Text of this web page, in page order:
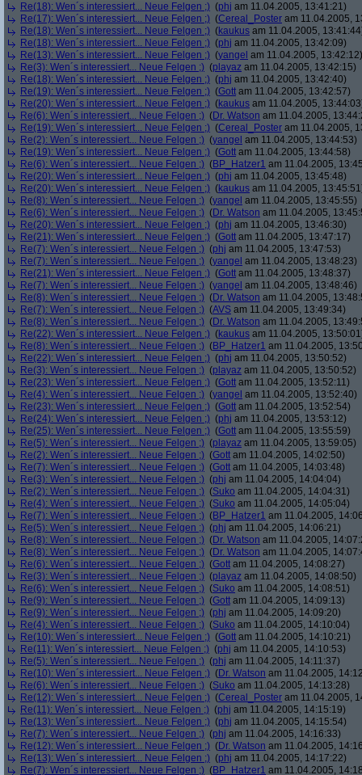
Re(18): Wen´s interessiert... Neue Felgen ;) (phj am 11.04.2005, 13:41:21)
Re(17): Wen´s interessiert... Neue Felgen ;) (Cereal_Poster am 11.04.2005,
Re(18): Wen´s interessiert... Neue Felgen ;) (kaukus am 11.04.2005,
Re(18): Wen´s interessiert... Neue Felgen ;) (phj am 11.04.2005, 13:42:09)
Re(13): Wen´s interessiert... Neue Felgen ;) (yangel am 11.04.2005, 13:42:12)
Re(3): Wen´s interessiert... Neue Felgen ;) (playaz am 11.04.2005, 13:42:15)
Re(18): Wen´s interessiert... Neue Felgen ;) (phj am 11.04.2005, 13:42:40)
Re(19): Wen´s interessiert... Neue Felgen ;) (Gott am 11.04.2005, 13:42:57)
Re(20): Wen´s interessiert... Neue Felgen ;) (kaukus am 11.04.2005,
Re(6): Wen´s interessiert... Neue Felgen ;) (Dr. Watson am 11.04.2005,
Re(19): Wen´s interessiert... Neue Felgen ;) (Cereal_Poster am 11.04.2005,
Re(2): Wen´s interessiert... Neue Felgen ;) (yangel am 11.04.2005, 13:44:53)
Re(19): Wen´s interessiert... Neue Felgen ;) (Gott am 11.04.2005, 13:44:58)
Re(6): Wen´s interessiert... Neue Felgen ;) (BP_Hatzer1 am 11.04.2005,
Re(20): Wen´s interessiert... Neue Felgen ;) (phj am 11.04.2005, 13:45:48)
Re(20): Wen´s interessiert... Neue Felgen ;) (kaukus am 11.04.2005,
Re(8): Wen´s interessiert... Neue Felgen ;) (yangel am 11.04.2005, 13:45:55)
Re(6): Wen´s interessiert... Neue Felgen ;) (Dr. Watson am 11.04.2005,
Re(20): Wen´s interessiert... Neue Felgen ;) (phj am 11.04.2005, 13:46:30)
Re(21): Wen´s interessiert... Neue Felgen ;) (Gott am 11.04.2005, 13:47:17)
Re(7): Wen´s interessiert... Neue Felgen ;) (phj am 11.04.2005, 13:47:53)
Re(7): Wen´s interessiert... Neue Felgen ;) (yangel am 11.04.2005, 13:48:23)
Re(21): Wen´s interessiert... Neue Felgen ;) (Gott am 11.04.2005, 13:48:37)
Re(7): Wen´s interessiert... Neue Felgen ;) (yangel am 11.04.2005, 13:48:46)
Re(8): Wen´s interessiert... Neue Felgen ;) (Dr. Watson am 11.04.2005,
Re(7): Wen´s interessiert... Neue Felgen ;) (AVS am 11.04.2005, 13:49:34)
Re(8): Wen´s interessiert... Neue Felgen ;) (Dr. Watson am 11.04.2005,
Re(22): Wen´s interessiert... Neue Felgen ;) (kaukus am 11.04.2005,
Re(8): Wen´s interessiert... Neue Felgen ;) (BP_Hatzer1 am 11.04.2005,
Re(22): Wen´s interessiert... Neue Felgen ;) (phj am 11.04.2005, 13:50:52)
Re(3): Wen´s interessiert... Neue Felgen ;) (playaz am 11.04.2005, 13:50:52)
Re(23): Wen´s interessiert... Neue Felgen ;) (Gott am 11.04.2005, 13:52:11)
Re(4): Wen´s interessiert... Neue Felgen ;) (yangel am 11.04.2005, 13:52:40)
Re(23): Wen´s interessiert... Neue Felgen ;) (Gott am 11.04.2005, 13:52:54)
Re(24): Wen´s interessiert... Neue Felgen ;) (phj am 11.04.2005, 13:53:12)
Re(25): Wen´s interessiert... Neue Felgen ;) (Gott am 11.04.2005, 13:55:59)
Re(5): Wen´s interessiert... Neue Felgen ;) (playaz am 11.04.2005, 13:59:05)
Re(2): Wen´s interessiert... Neue Felgen ;) (Gott am 11.04.2005, 14:02:50)
Re(7): Wen´s interessiert... Neue Felgen ;) (Gott am 11.04.2005, 14:03:48)
Re(3): Wen´s interessiert... Neue Felgen ;) (phj am 11.04.2005, 14:04:04)
Re(2): Wen´s interessiert... Neue Felgen ;) (Suko am 11.04.2005, 14:04:31)
Re(4): Wen´s interessiert... Neue Felgen ;) (Suko am 11.04.2005, 14:05:04)
Re(7): Wen´s interessiert... Neue Felgen ;) (BP_Hatzer1 am 11.04.2005,
Re(5): Wen´s interessiert... Neue Felgen ;) (phj am 11.04.2005, 14:06:21)
Re(8): Wen´s interessiert... Neue Felgen ;) (Dr. Watson am 11.04.2005,
Re(8): Wen´s interessiert... Neue Felgen ;) (Dr. Watson am 11.04.2005,
Re(6): Wen´s interessiert... Neue Felgen ;) (Gott am 11.04.2005, 14:08:27)
Re(3): Wen´s interessiert... Neue Felgen ;) (playaz am 11.04.2005, 14:08:50)
Re(6): Wen´s interessiert... Neue Felgen ;) (Suko am 11.04.2005, 14:08:51)
Re(9): Wen´s interessiert... Neue Felgen ;) (Gott am 11.04.2005, 14:09:13)
Re(9): Wen´s interessiert... Neue Felgen ;) (phj am 11.04.2005, 14:09:20)
Re(4): Wen´s interessiert... Neue Felgen ;) (Suko am 11.04.2005, 14:10:04)
Re(10): Wen´s interessiert... Neue Felgen ;) (Gott am 11.04.2005, 14:10:21)
Re(11): Wen´s interessiert... Neue Felgen ;) (phj am 11.04.2005, 14:10:53)
Re(5): Wen´s interessiert... Neue Felgen ;) (phj am 11.04.2005, 14:11:37)
Re(10): Wen´s interessiert... Neue Felgen ;) (Dr. Watson am 11.04.2005,
Re(6): Wen´s interessiert... Neue Felgen ;) (Suko am 11.04.2005, 14:13:28)
Re(12): Wen´s interessiert... Neue Felgen ;) (Cereal_Poster am 11.04.2005,
Re(11): Wen´s interessiert... Neue Felgen ;) (phj am 11.04.2005, 14:15:19)
Re(13): Wen´s interessiert... Neue Felgen ;) (phj am 11.04.2005, 14:15:54)
Re(7): Wen´s interessiert... Neue Felgen ;) (phj am 11.04.2005, 14:16:33)
Re(12): Wen´s interessiert... Neue Felgen ;) (Dr. Watson am 11.04.2005,
Re(13): Wen´s interessiert... Neue Felgen ;) (phj am 11.04.2005, 14:17:22)
Re(7): Wen´s interessiert... Neue Felgen ;) (BP_Hatzer1 am 11.04.2005,